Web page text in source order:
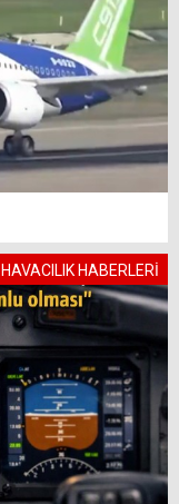
HAVACILIK HABERLERİ